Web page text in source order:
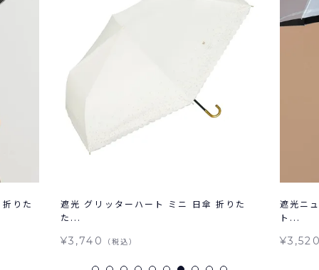
りた
遮光 グリッターハート ミニ 日傘 折りた
た...
¥3,740 （税込）
遮光ニ
ト...